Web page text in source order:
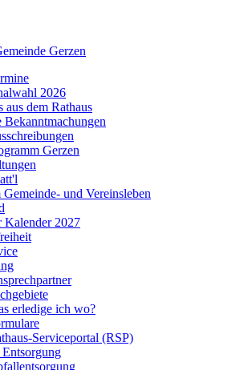
2026
aus dem Rathaus
Gerzen
Gemeinde- und Vereinsleben
Kalender 2027
erledige ich wo?
Serviceportal (RSP)